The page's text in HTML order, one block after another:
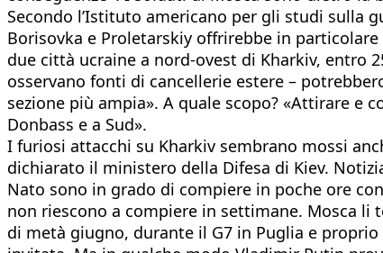
Secondo l’Istituto americano per gli studi sulla
Borisovka e Proletarskiy offrirebbe in
due città ucraine a nord-ovest di Kharkiv, entro
osservano fonti di cancellerie estere –
sezione più ampia». A quale scopo? «Attirare e
Donbass e a Sud».
I furiosi attacchi su Kharkiv sembrano mossi
dichiarato il ministero della Difesa di Kiev.
Nato sono in grado di compiere in poche ore
non riescono a compiere in settimane. Mosca li
di metà giugno, durante il G7 in Puglia e proprio